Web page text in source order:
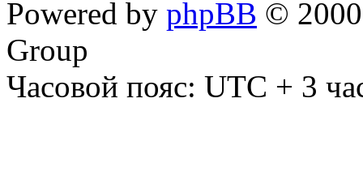
Powered by phpBB ©
Group
Часовой пояс: UTC + 3